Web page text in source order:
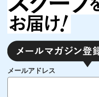
メールアドレス